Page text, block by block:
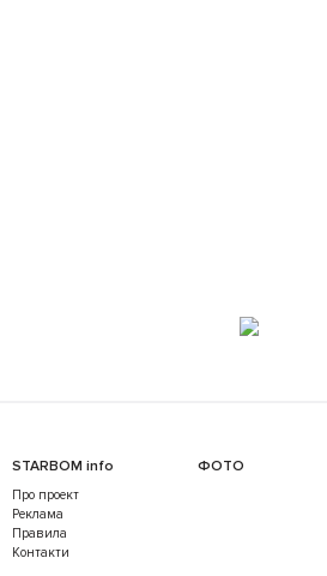
STARBOM info
Про проект
Реклама
Правила
Контакти
ФОТО